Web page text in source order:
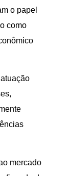
o papel
como
mercado